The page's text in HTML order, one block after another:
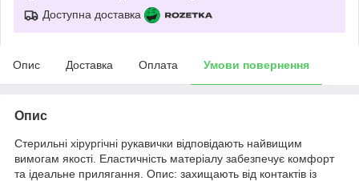
Доступна доставка
Опис Доставка Оплата Умови повернення
Опис
Стерильні хірургічні рукавички відповідають найвищим
вимогам якості. Еластичність матеріалу забезпечує комфорт
та ідеальне прилягання. Опис: захищають від контактів із